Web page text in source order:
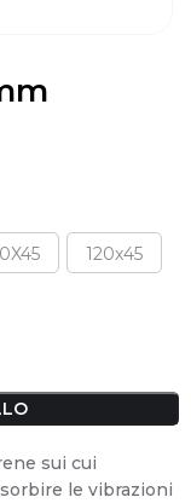
120x45
sui cui
le vibrazioni